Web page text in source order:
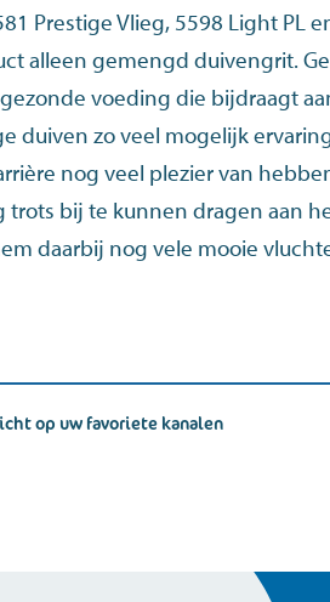
Prestige Vlieg, 5598 Light PL
alleen gemengd duivengrit.
voeding die bijdraagt
duiven zo veel mogelijk
nog veel plezier van
trots bij te kunnen dragen aan
daarbij nog vele mooie
op uw favoriete kanalen